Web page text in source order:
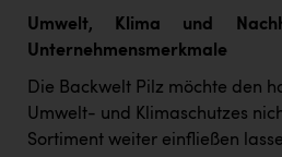
Umwelt, Klima und
Unternehmensmerkmale
Die Backwelt Pilz möchte den
Umwelt- und Klimaschutzes
Sortiment weiter einfließen